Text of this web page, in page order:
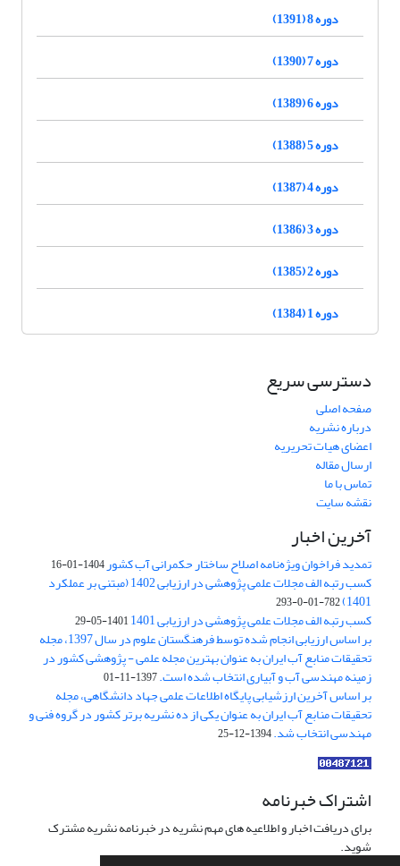
دوره 8 (1391)
دوره 7 (1390)
دوره 6 (1389)
دوره 5 (1388)
دوره 4 (1387)
دوره 3 (1386)
دوره 2 (1385)
دوره 1 (1384)
دسترسی سریع
صفحه اصلی
درباره نشریه
اعضای هیات تحریریه
ارسال مقاله
تماس با ما
نقشه سایت
آخرین اخبار
تمدید فراخوان ویژه‌نامه اصلاح ساختار حکمرانی آب کشور1404-01-16
کسب رتبه الف مجلات علمی پژوهشی در ارزیابی 1402 (مبتنی بر عملکرد
1401)
782-01-0-293
کسب رتبه الف مجلات علمی پژوهشی در ارزیابی 1401 1401-05-29
بر اساس ارزیابی انجام شده توسط فرهنگستان علوم در سال 1397، مجله
تحقیقات منابع آب ایران به عنوان بهترین مجله علمی - پژوهشی کشور در
زمینه مهندسی آب و آبیاری انتخاب شده است.1397-11-01
بر اساس آخرین ارزشیابی پایگاه اطلاعات علمی جهاد دانشگاهی، مجله
تحقیقات منابع آب ایران به عنوان یکی از ده نشریه برتر کشور در گروه فنی و
مهندسی انتخاب شد.1394-12-25
اشتراک خبرنامه
برای دریافت اخبار و اطلاعیه های مهم نشریه در خبرنامه نشریه مشترک
شوید.